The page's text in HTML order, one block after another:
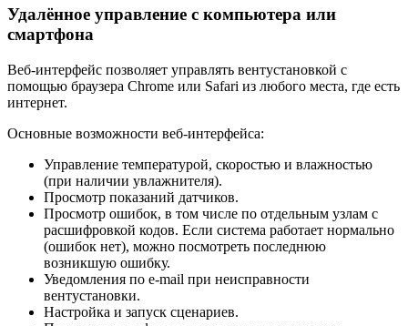
Удалённое управление с компьютера или
смартфона
Веб-интерфейс позволяет управлять вентустановкой с
помощью браузера Chrome или Safari из любого места, где есть
интернет.
Основные возможности веб-интерфейса:
Управление температурой, скоростью и влажностью
(при наличии увлажнителя).
Просмотр показаний датчиков.
Просмотр ошибок, в том числе по отдельным узлам с
расшифровкой кодов. Если система работает нормально
(ошибок нет), можно посмотреть последнюю
возникшую ошибку.
Уведомления по e-mail при неисправности
вентустановки.
Настройка и запуск сценариев.